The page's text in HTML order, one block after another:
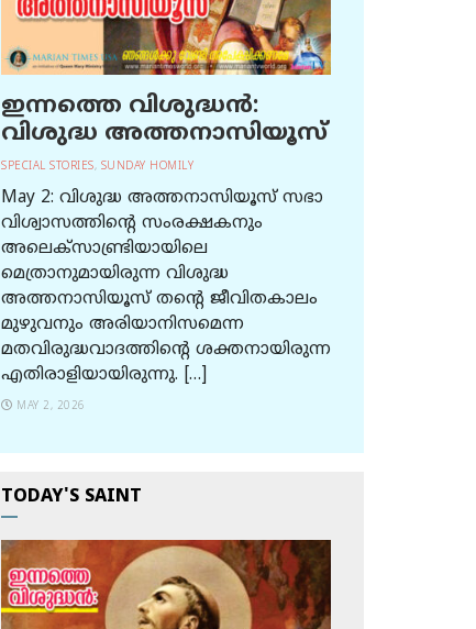
ഇന്നത്തെ വിശുദ്ധന്‍:
വിശുദ്ധ അത്തനാസിയൂസ്
SPECIAL STORIES, SUNDAY HOMILY
May 2: വിശുദ്ധ അത്തനാസിയൂസ് സഭാ
വിശ്വാസത്തിന്റെ സംരക്ഷകനും
അലെക്സാണ്ട്രിയായിലെ
മെത്രാനുമായിരുന്ന വിശുദ്ധ
അത്തനാസിയൂസ് തന്റെ ജീവിതകാലം
മുഴുവനും അരിയാനിസമെന്ന
മതവിരുദ്ധവാദത്തിന്റെ ശക്തനായിരുന്ന
എതിരാളിയായിരുന്നു. […]
MAY 2, 2026
TODAY'S SAINT